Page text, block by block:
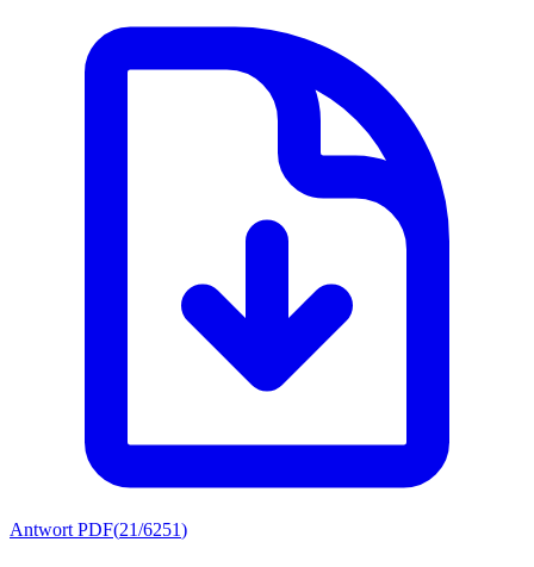
Antwort PDF(21/6251)